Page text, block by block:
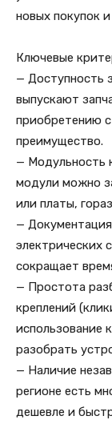
новых покупок
Ключевые
— Доступность
выпускают
приобретению
преимущество.
— Модульность
модули можно
или платы,
—
электрических
сокращает
— Простота
креплений
использование
разобрать
— Наличие
регионе есть
дешевле и